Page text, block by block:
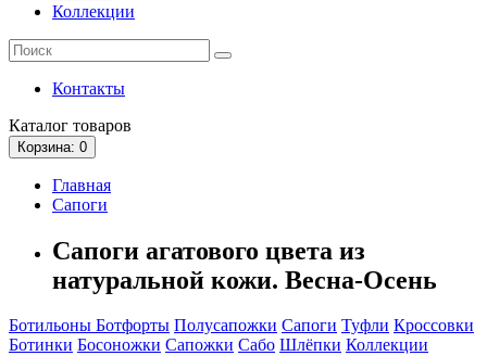
Коллекции
Контакты
Каталог товаров
Корзина: 0
Главная
Сапоги
Сапоги агатового цвета из
натуральной кожи. Весна-Осень
Ботильоны Ботфорты Полусапожки Сапоги Туфли Кроссовки
Ботинки Босоножки Сапожки Сабо Шлёпки Коллекции